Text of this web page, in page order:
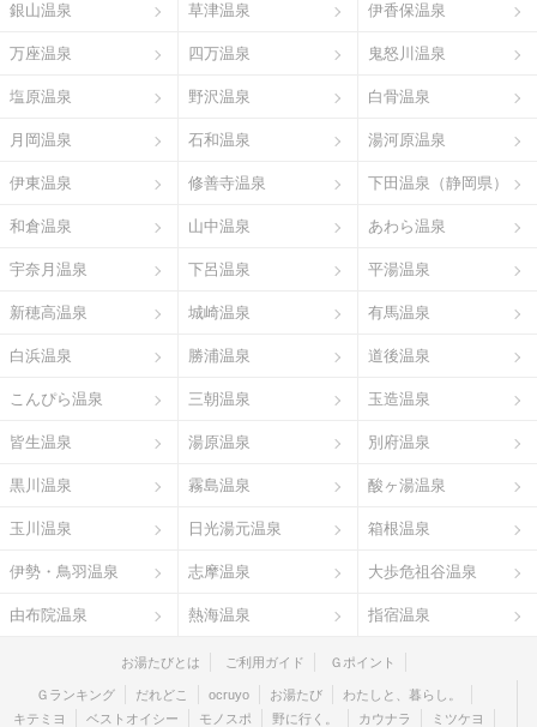
銀山温泉 草津温泉 伊香保温泉
万座温泉 四万温泉 鬼怒川温泉
塩原温泉 野沢温泉 白骨温泉
月岡温泉 石和温泉 湯河原温泉
伊東温泉 修善寺温泉 下田温泉（静岡県）
和倉温泉 山中温泉 あわら温泉
宇奈月温泉 下呂温泉 平湯温泉
新穂高温泉 城崎温泉 有馬温泉
白浜温泉 勝浦温泉 道後温泉
こんぴら温泉 三朝温泉 玉造温泉
皆生温泉 湯原温泉 別府温泉
黒川温泉 霧島温泉 酸ヶ湯温泉
玉川温泉 日光湯元温泉 箱根温泉
伊勢・鳥羽温泉 志摩温泉 大歩危祖谷温泉
由布院温泉 熱海温泉 指宿温泉
お湯たびとは ご利用ガイド Ｇポイント
Ｇランキング だれどこ ocruyo お湯たび
わたしと、暮らし。
キテミヨ
ベストオイシー モノスポ 野に行く。 カウナラ
ミツケヨ